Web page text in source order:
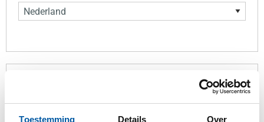
Toestemming Details Over
Aflevering materialen door MCB